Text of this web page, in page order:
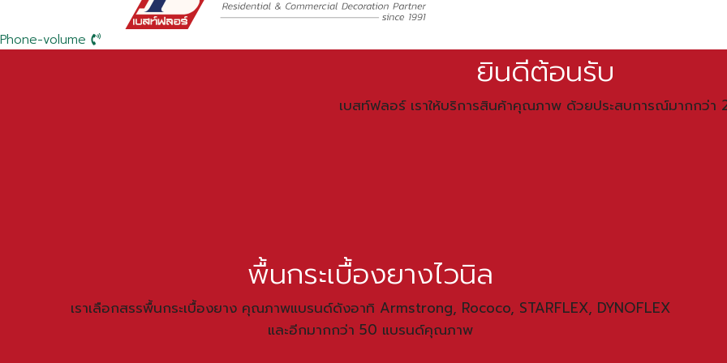
Phone-volume
ยินดีต้อนรับ
เบสท์ฟลอร์ เราให้บริการสินค้าคุณภาพ ด้วยประสบการณ์มากกว่า
พื้นกระเบื้องยางไวนิล
เราเลือกสรรพื้นกระเบื้องยาง คุณภาพแบรนด์ดังอาทิ Armstrong, Rococo, STARFLEX, DYNOFLEX
และอีกมากกว่า 50 แบรนด์คุณภาพ